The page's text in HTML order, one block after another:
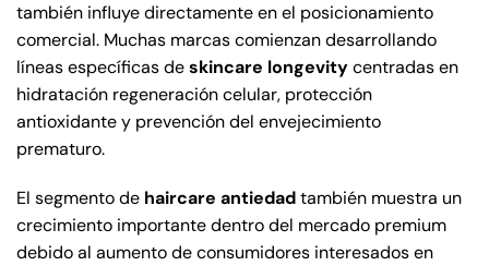
también influye directamente en el posicionamiento
comercial. Muchas marcas comienzan desarrollando
líneas específicas deskincare longevitycentradas en
hidratación regeneración celular, protección
antioxidante y prevención del envejecimiento
prematuro.
El segmento de haircare antiedadtambién muestra un
crecimiento importante dentro del mercado premium
debido al aumento de consumidores interesados en